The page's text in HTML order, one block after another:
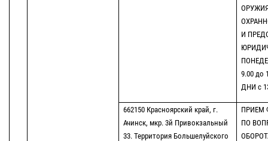
И
9.00 до
ДНИ с
662150 Красноярский край, г.
Ачинск, мкр. 3й Привокзальный
33. Территория Большелуйского
ПРИЕМ
ПО